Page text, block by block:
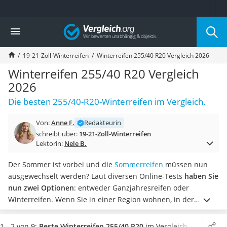
Die beliebtesten Vergleiche nach Kategorie
Auto & Motor
Fahrradträger-Anhängerkupplung (4 Fahrräder)
Fahrradträger
Fahrradträger (Anhängerkupplung)
Fahrradträger 3 Fahrräder
Benzinkanister (20 l)
Dashcam
Benzinkanister
Marderschreck
AGM-Batterie Wohnmobil
Thule-Fahrradträger
FM-Transmitter
Sommerreifen 205/55 R16
Autobatterie-Ladegerät
Vergleich
19-21-Zoll-Winterreifen Winterreifen 255/40 R20 Vergleich 2026
Winterreifen 255/40 R20 Vergleich
2026
Die besten 255/40-R20-Winterreifen im Vergleich.
Von:Anne F.
Redakteurin
schreibt über: 19-21-Zoll-Winterreifen
Lektorin: Nele B.
Der Sommer ist vorbei und die Sommerreifen müssen nun
ausgewechselt werden? Laut diversen Online-Tests haben Sie
nun zwei Optionen: entweder Ganzjahresreifen oder
Winterreifen. Wenn Sie in einer Region wohnen, in der
Schnee und Eis keine Neuigkeiten sind, sollten Sie lieber auf
Winterreifen der Größe 255/40 R20 (oder eine andere Größe)